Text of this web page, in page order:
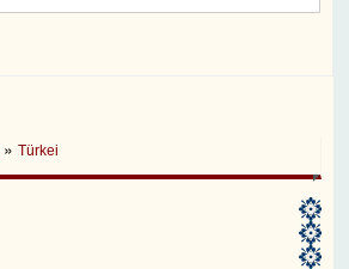
»Türkei